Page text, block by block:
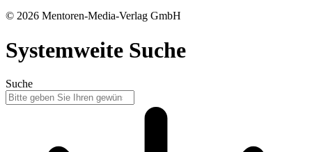
© 2026 Mentoren-Media-Verlag GmbH
Systemweite Suche
Suche